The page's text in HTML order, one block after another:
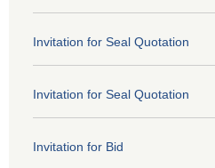
Invitation for Seal Quotation
Invitation for Seal Quotation
Invitation for Bid